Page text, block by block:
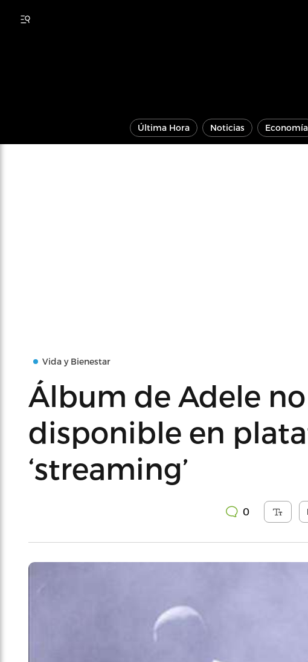
Última Hora Noticias Economía
Vida y Bienestar
Álbum de Adele
disponible en
‘streaming’
0